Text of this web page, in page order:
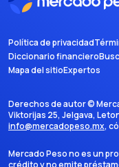
Política de privacidad
Diccionario financiero
Mapa del sitioExpertos
Derechos de autor ©
Viktorijas 25, Jelgava,
info@mercadopeso.mx,
Mercado Peso no es un
crédito y no emite